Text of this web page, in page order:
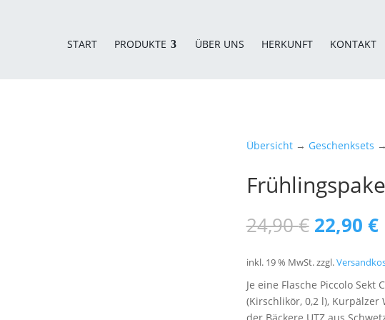
START PRODUKTE ÜBER UNS HERKUNFT KONTAKT
Übersicht→ Geschenksets
24,90€
Preis
war:
24,90 €
22,90 €
inkl. 19 % MwSt. zzgl.
Je eine Flasche Piccolo
(Kirschlikör, 0,2 l),